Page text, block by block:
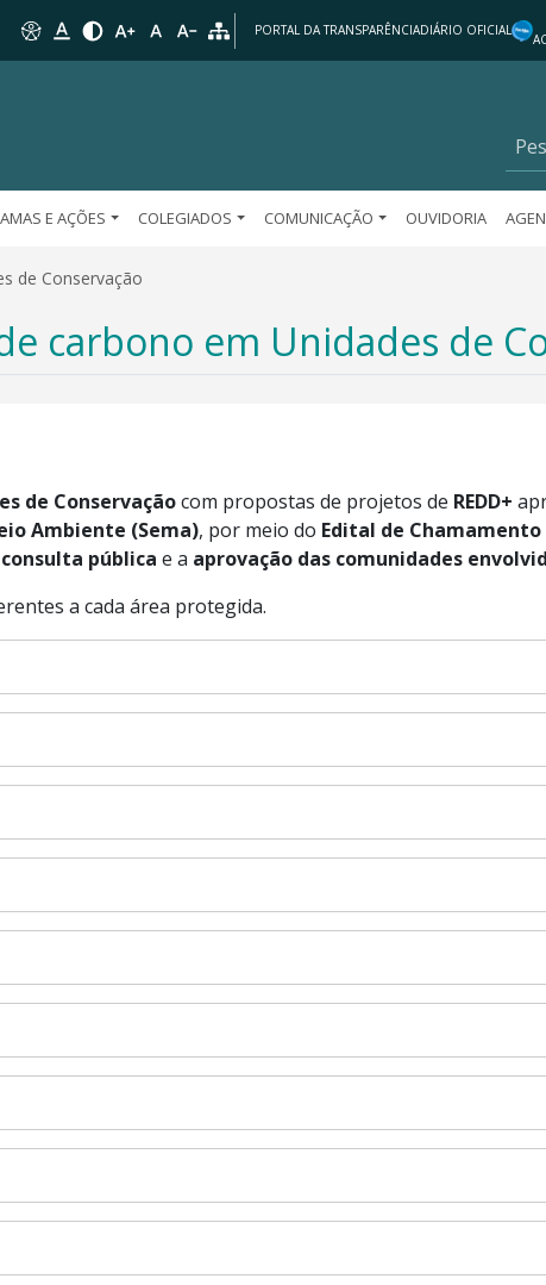
PORTAL DA TRANSPARÊNCIADIÁRIO OFICIAL
E AÇÕES COLEGIADOS COMUNICAÇÃO OUVIDORIA
de Conservação
carbono em Unidades de
de Conservaçãocom propostas de projetos de REDD+
Ambiente (Sema), por meio do Edital de Chamamento
pública e a aprovação das comunidades
a cada área protegida.